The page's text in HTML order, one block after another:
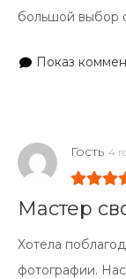
большой выбор
Показ
Гость 4
Мастер
Хотела
фотографии.